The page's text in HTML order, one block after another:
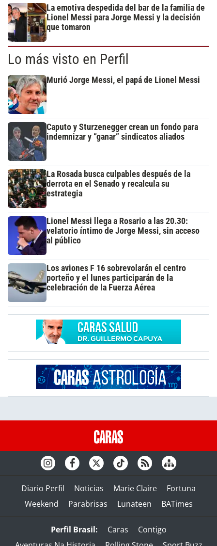
La emotiva despedida del bar de la familia de
Lionel Messi para Jorge Messi y la decisión
que tomaron
Lo más visto en Perfil
Murió Jorge Messi, el papá de Lionel Messi
Caputo y Sturzenegger crean un fondo para
indemnizar y “ganar” sindicatos aliados
La Rosada busca culpables después de la
derrota en el Senado y recalcula su
estrategia
Lionel Messi llega a Rosario a las 20.30:
velatorio íntimo de Jorge Messi, sin acceso
al público
Los aviones F 16 sobrevolarán el centro
porteño y el lunes participarán de la
celebración de la Fuerza Aérea
Diario Perfil Noticias Marie Claire
Fortuna
Weekend
Parabrisas Lunateen BATimes
Perfil Brasil: Caras
Contigo